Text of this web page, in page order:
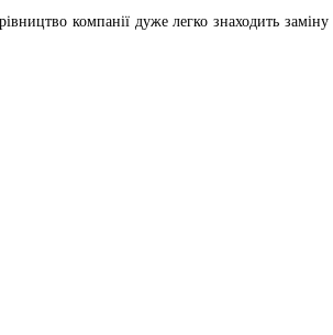
компанії дуже легко знаходить